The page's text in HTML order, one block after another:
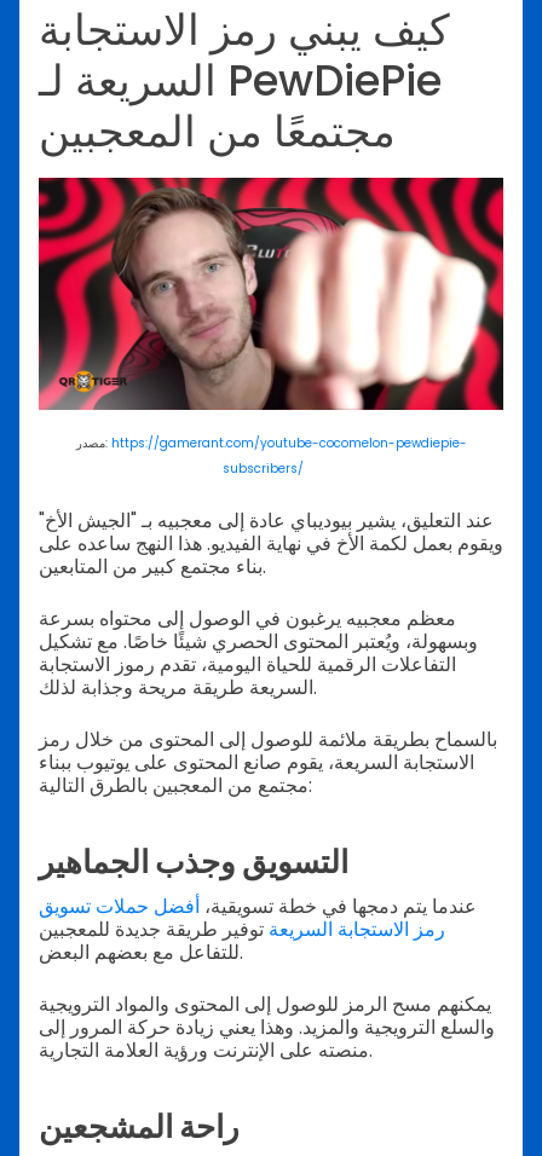
كيف يبني رمز الاستجابة
السريعة لـ PewDiePie
مجتمعًا من المعجبين
مصدر: https://gamerant.com/youtube-cocomelon-pewdiepie-
subscribers/
عند التعليق، يشير بيوديباي عادة إلى معجبيه بـ "الجيش الأخ"
ويقوم بعمل لكمة الأخ في نهاية الفيديو. هذا النهج ساعده على
بناء مجتمع كبير من المتابعين.
معظم معجبيه يرغبون في الوصول إلى محتواه بسرعة
وبسهولة، ويُعتبر المحتوى الحصري شيئًا خاصًا. مع تشكيل
التفاعلات الرقمية للحياة اليومية، تقدم رموز الاستجابة
السريعة طريقة مريحة وجذابة لذلك.
بالسماح بطريقة ملائمة للوصول إلى المحتوى من خلال رمز
الاستجابة السريعة، يقوم صانع المحتوى على يوتيوب ببناء
مجتمع من المعجبين بالطرق التالية:
التسويق وجذب الجماهير
عندما يتم دمجها في خطة تسويقية، أفضل حملات تسويق
رمز الاستجابة السريعة توفير طريقة جديدة للمعجبين
للتفاعل مع بعضهم البعض.
يمكنهم مسح الرمز للوصول إلى المحتوى والمواد الترويجية
والسلع الترويجية والمزيد. وهذا يعني زيادة حركة المرور إلى
منصته على الإنترنت ورؤية العلامة التجارية.
راحة المشجعين